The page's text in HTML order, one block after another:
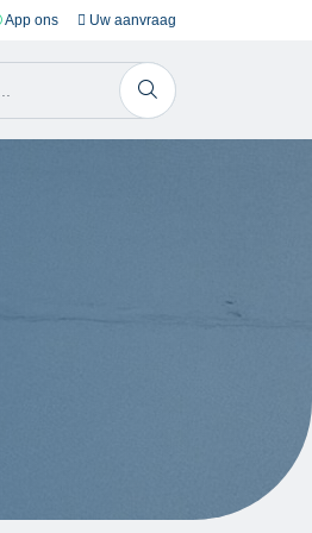
App ons Uw aanvraag